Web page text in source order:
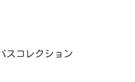
スコレクション